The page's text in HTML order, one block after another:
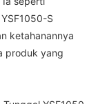
S
ketahanannya
produk yang